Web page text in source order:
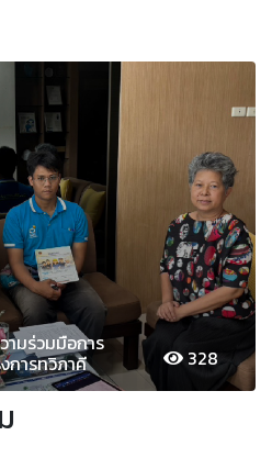
มร่วมมือการ
การทวิภาคี 328